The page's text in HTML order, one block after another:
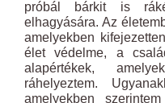
próbál bárkit is
elhagyására. Az
amelyekben
élet védelme, a
alapértékek,
ráhelyeztem.
amelyekben